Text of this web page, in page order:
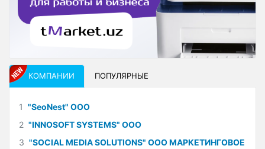
КОМПАНИИ ПОПУЛЯРНЫЕ
1 "SeoNest" ООО
2 "INNOSOFT SYSTEMS" ООО
3 "SOCIAL MEDIA SOLUTIONS" ООО МАРКЕТИНГОВОЕ